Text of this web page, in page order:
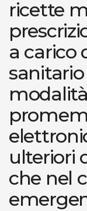
ricette
a carico
ulteriori
che nel